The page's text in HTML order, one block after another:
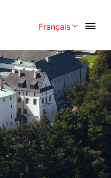
Français
English
中国
Deutsch
Français
Magyar
日本語